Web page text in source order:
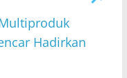
Hadirkan